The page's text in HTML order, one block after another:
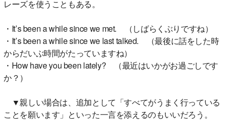
レーズを使うこともある。
・It’s been a while since we met. （しばらくぶりですね）
・It’s been a while since we last talked. （最後に話をした時
からだいぶ時間がたっていますね）
・How have you been lately? （最近はいかがお過ごしです
か？）
▼親しい場合は、追加として「すべてがうまく行っている
ことを願います」といった一言を添えるのもいいだろう。